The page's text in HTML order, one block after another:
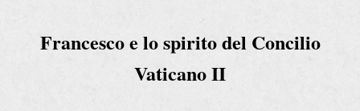
Francesco e lo spirito del Concilio
Vaticano II